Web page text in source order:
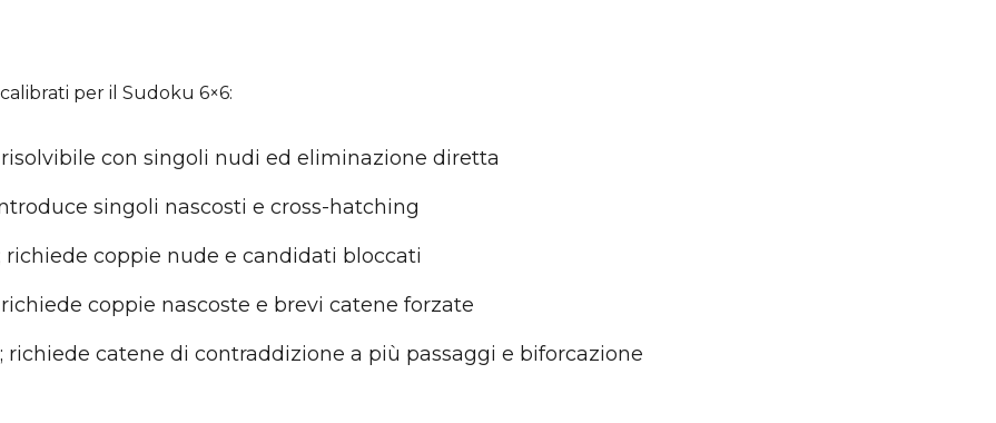
per il Sudoku 6×6:
con singoli nudi ed eliminazione diretta
singoli nascosti e cross-hatching
richiede coppie nude e candidati bloccati
richiede coppie nascoste e brevi catene forzate
richiede catene di contraddizione a più passaggi e biforcazione